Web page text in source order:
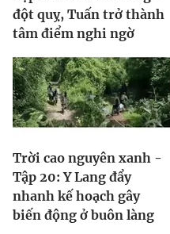
đột quỵ, Tuấn trở thành
tâm điểm nghi ngờ
Trời cao nguyên xanh -
Tập 20: Y Lang đẩy
nhanh kế hoạch gây
biến động ở buôn làng